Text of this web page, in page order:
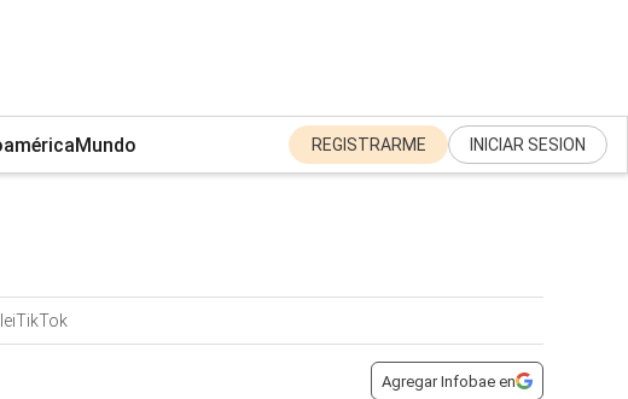
Mundo REGISTRARME INICIAR SESION
TikTok
Agregar Infobae en